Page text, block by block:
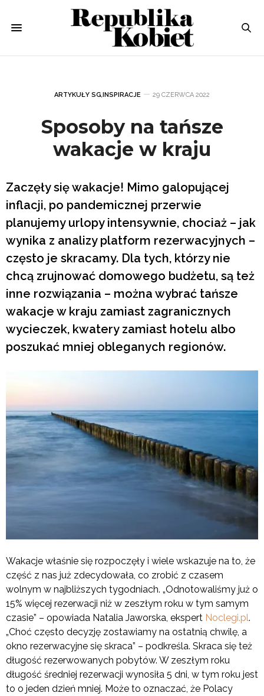
ARTYKUŁY SG,INSPIRACJE 29 CZERWCA 2022
Sposoby na tańsze
wakacje w kraju
Zaczęły się wakacje! Mimo galopującej
inflacji, po pandemicznej przerwie
planujemy urlopy intensywnie, chociaż – jak
wynika z analizy platform rezerwacyjnych –
często je skracamy. Dla tych, którzy nie
chcą zrujnować domowego budżetu, są też
inne rozwiązania – można wybrać tańsze
wakacje w kraju zamiast zagranicznych
wycieczek, kwatery zamiast hotelu albo
poszukać mniej obleganych regionów.
Wakacje właśnie się rozpoczęły i wiele wskazuje na to, że
część z nas już zdecydowała, co zrobić z czasem
wolnym w najbliższych tygodniach. „Odnotowaliśmy już o
15% więcej rezerwacji niż w zeszłym roku w tym samym
czasie” – opowiada Natalia Jaworska, ekspert Noclegi.pl.
„Choć często decyzję zostawiamy na ostatnią chwilę, a
okno rezerwacyjne się skraca” – podkreśla. Skraca się też
długość rezerwowanych pobytów. W zeszłym roku
długość średniej rezerwacji wynosiła 5 dni, w tym roku jest
to o jeden dzień mniej. Może to oznaczać, że Polacy